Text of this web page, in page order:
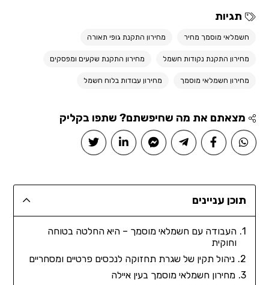
תגיות
חשמלאי מוסמך מחיר מחירון התקנת גופי תאורה
מחירון התקנת נקודות חשמל מחירון התקנת שקעים ומפסקים
מחירון חשמלאי מוסמך מחירון עבודות בלוח חשמל
מצאתם את מה שחיפשתם? שתפו בקליק
תוכן עניינים
העבודה עם חשמלאי מוסמך – היא החלטה בטוחה
וחוקית
ניהול תקין של שגרת תחזוקה לנכסים פרטיים ומסחריים
מחירון חשמלאי מוסמך בעין איילה